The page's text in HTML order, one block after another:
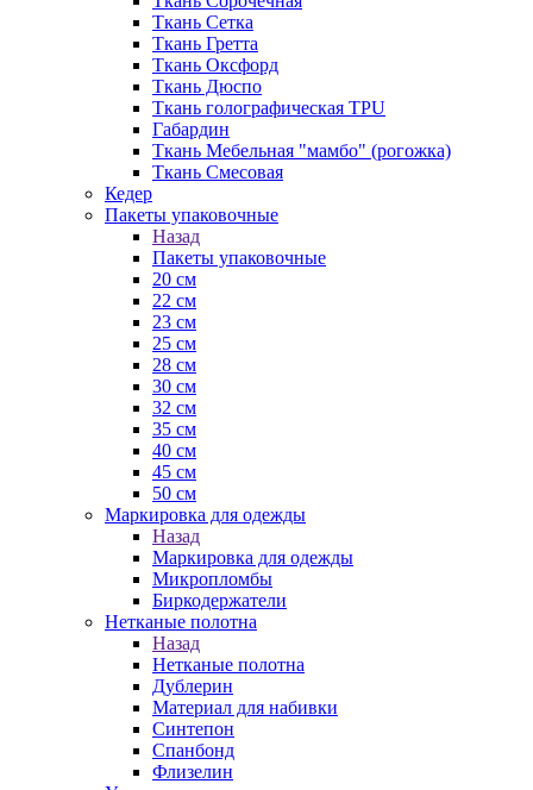
Ткань Сетка
Ткань Гретта
Ткань Оксфорд
Ткань Дюспо
Ткань голографическая TPU
Габардин
Ткань Мебельная "мамбо" (рогожка)
Ткань Смесовая
Кедер
Пакеты упаковочные
Назад
Пакеты упаковочные
20 см
22 см
23 см
25 см
28 см
30 см
32 см
35 см
40 см
45 см
50 см
Маркировка для одежды
Назад
Маркировка для одежды
Микропломбы
Биркодержатели
Нетканые полотна
Назад
Нетканые полотна
Дублерин
Материал для набивки
Синтепон
Спанбонд
Флизелин